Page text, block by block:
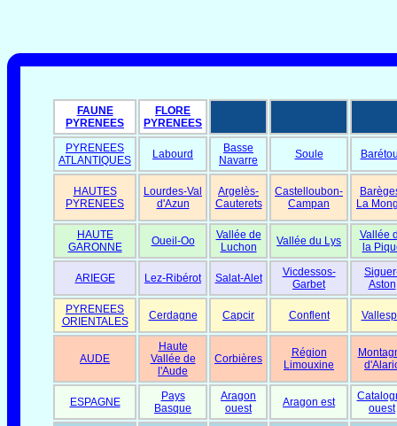
FAUNE
PYRENEES
FLORE
PYRENEES
PYRENEES
ATLANTIQUES
Labourd
Basse
Navarre
Soule
HAUTES
PYRENEES
Lourdes-Val
d'Azun
Argelès-
Cauterets
Castelloubon-
Campan
La
HAUTE
GARONNE
Oueil-Oo
Vallée de
Luchon
Vallée du Lys
Vallée
la
ARIEGE Lez-Ribérot Salat-Alet
Vicdessos-
Garbet
Aston
PYRENEES
ORIENTALES
Cerdagne Capcir Conflent
AUDE
Haute
Vallée de
l'Aude
Corbières
Région
Limouxine
ESPAGNE
Pays
Basque
Aragon
ouest
Aragon est
ouest